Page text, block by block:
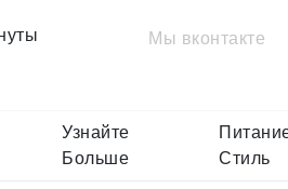
Мы вконтакте
Узнайте
Больше
Стиль